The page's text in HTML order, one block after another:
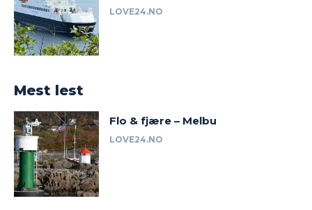
LOVE24.NO
Mest lest
Flo & fjære – Melbu
LOVE24.NO